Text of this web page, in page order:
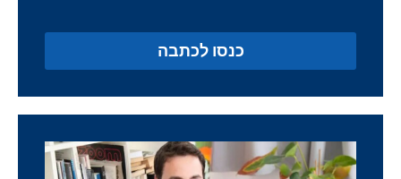
כנסו לכתבה